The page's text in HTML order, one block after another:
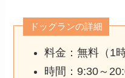
ドッグランの詳細
料金：無料（1時
時間：9:30～